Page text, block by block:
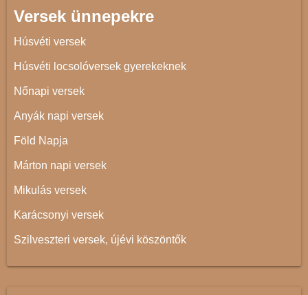
Versek ünnepekre
Húsvéti versek
Húsvéti locsolóversek gyerekeknek
Nőnapi versek
Anyák napi versek
Föld Napja
Márton napi versek
Mikulás versek
Karácsonyi versek
Szilveszteri versek, újévi köszöntők